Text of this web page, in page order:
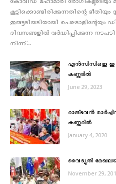
കോവിഡ് മഹാമാരി രോഗികളുടേയും
കൂട്ടിക്കൊണ്ടിരിക്കുന്നതിന്റെ
ഇരുട്ടടിയടിയായി പെട്രോളിന്റേയും
ദിവസങ്ങളില്‍ വര്‍ദ്ധിപ്പിക്കുന്ന
നിന്ന്...
എന്‍സിസിഒഇ ഇ
കണ്ണുരില്‍
June 29, 2023
രാജ്ഭവന്‍
കണ്ണൂരില്‍
January 4, 2020
വൈദ്യുതി
November 29,